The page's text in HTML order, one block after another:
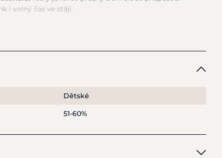
i volný čas ve stáji.
přiléhavé
drobnosti
30 stupňů Celsia na cyklus jemného praní.
Dětské
51-60%